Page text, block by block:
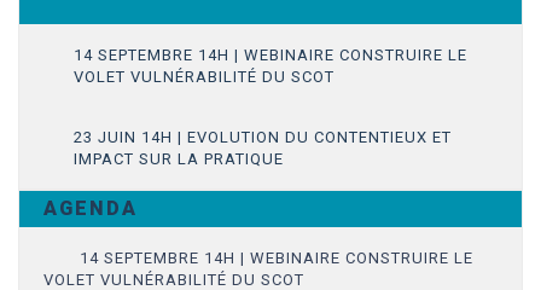
14 SEPTEMBRE 14H | WEBINAIRE CONSTRUIRE LE
VOLET VULNÉRABILITÉ DU SCOT
23 JUIN 14H | EVOLUTION DU CONTENTIEUX ET
IMPACT SUR LA PRATIQUE
A G E N D A
14 SEPTEMBRE 14H | WEBINAIRE CONSTRUIRE LE
VOLET VULNÉRABILITÉ DU SCOT